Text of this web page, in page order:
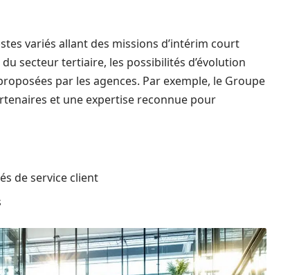
variés allant des missions d’intérim court
secteur tertiaire, les possibilités d’évolution
par les agences. Par exemple, le Groupe
et une expertise reconnue pour
de service client